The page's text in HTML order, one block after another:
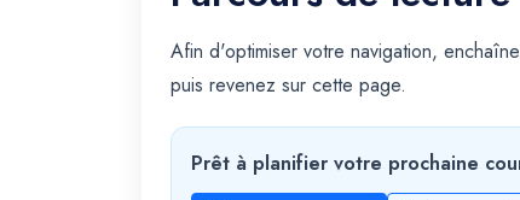
Afin d'optimiser votre navigation,
puis revenez sur cette page.
Prêt à planifier votre prochaine